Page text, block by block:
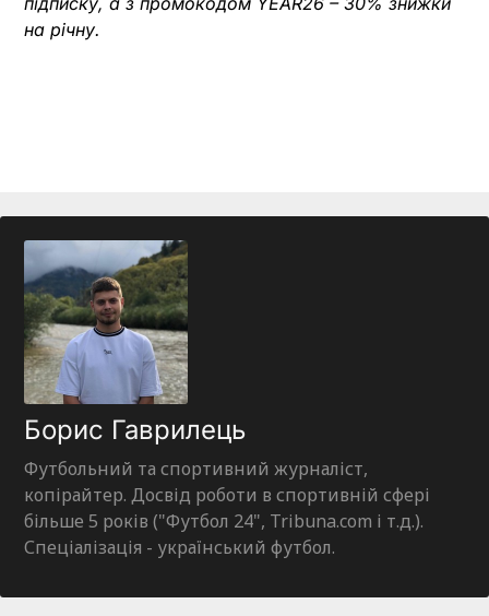
на річну.
Борис Гаврилець
Футбольний та спортивний журналіст,
копірайтер. Досвід роботи в спортивній сфері
більше 5 років ("Футбол 24", Tribuna.com і т.д.).
Спеціалізація - український футбол.